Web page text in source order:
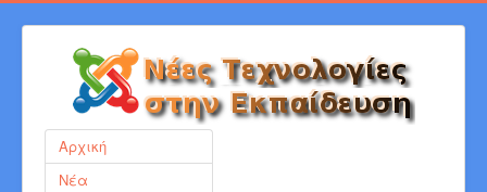
Αρχική
Νέα